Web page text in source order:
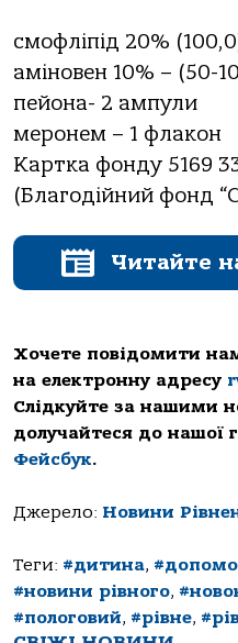
смофліпід 20%
аміновен 10% – (50-
пейона- 2 ампули
меронем – 1 флакон
Картка фонду 5169
(Благодійний фонд
Читайте
Хочете повідомити
на електронну адресу
Слідкуйте за нашими
долучайтеся до нашої
Фейсбук.
Джерело: Новини
Теги: #дитина,
#новини рівного,
#пологовий, #рівне,